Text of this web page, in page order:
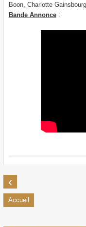
Boon, Charlotte
Bande Annonce:
‹
Accueil